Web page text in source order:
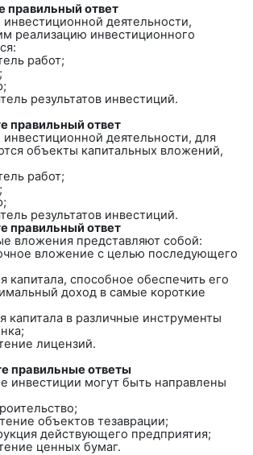
правильный ответ
деятельности,
реализацию инвестиционного
работ;
результатов инвестиций.
правильный ответ
деятельности, для
объекты капитальных вложений,
работ;
результатов инвестиций.
правильный ответ
вложения представляют собой:
вложение с целью последующего
капитала, способное обеспечить его
доход в самые короткие
капитала в различные инструменты
лицензий.
правильные ответы
инвестиции могут быть направлены
объектов тезаврации;
действующего предприятия;
ценных бумаг.